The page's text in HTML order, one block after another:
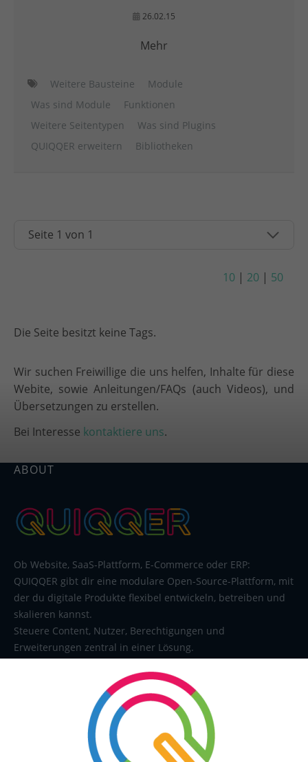
26.02.15
Mehr
Weitere Bausteine
Module
Was sind Module
Funktionen
Weitere Seitentypen
Was sind Plugins
QUIQQER erweitern
Bibliotheken
10 | 20 | 50
Die Seite besitzt keine Tags.
Wir suchen Freiwillige die uns helfen, Inhalte für diese
Webite, sowie Anleitungen/FAQs (auch Videos), und
Übersetzungen zu erstellen.
Bei Interesse kontaktiere uns.
ABOUT
Ob Website, SaaS-Plattform, E-Commerce oder ERP:
QUIQQER gibt dir eine modulare Open-Source-Plattform, mit
der du digitale Produkte flexibel entwickeln, betreiben und
skalieren kannst.
Steuere Content, Nutzer, Berechtigungen und
Erweiterungen zentral in einer Lösung.